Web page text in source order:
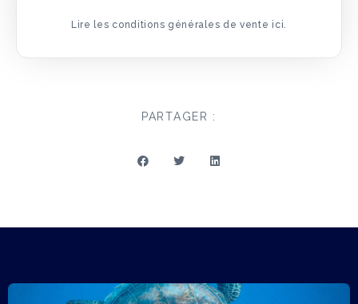
Lire les conditions générales de vente ici.
PARTAGER :